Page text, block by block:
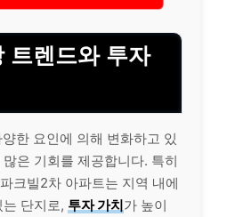
트렌드와 투자
한 요인에 의해 변화하고 있
은 기회를 제공합니다. 특히
크빌2차 아파트는 지역 내에
단지로, 투자 가치가 높이